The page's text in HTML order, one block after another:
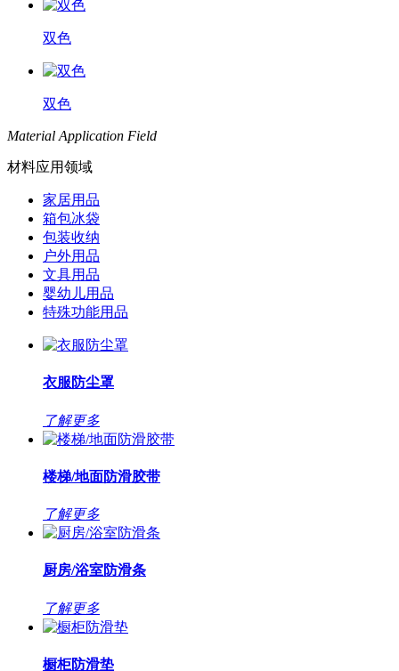
双色
双色
Material Application Field
材料应用领域
家居用品
箱包冰袋
包装收纳
户外用品
文具用品
婴幼儿用品
特殊功能用品
衣服防尘罩
了解更多
楼梯/地面防滑胶带
了解更多
厨房/浴室防滑条
了解更多
橱柜防滑垫